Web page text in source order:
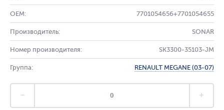
OEM: 7701054656+7701054655
Производитель: SONAR
Номер производителя: SK3300-35103-JM
Группа: RENAULT MEGANE (03-07)